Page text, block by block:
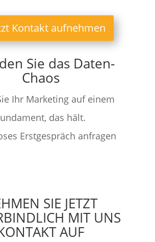
Kontakt aufnehmen
Sie das Daten-
Chaos
Ihr Marketing auf einem
das hält.
Erstgespräch anfragen
SIE JETZT
MIT UNS
AUF